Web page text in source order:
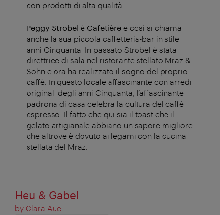
con prodotti di alta qualità.
Peggy Strobel è Cafetière e così si chiama
anche la sua piccola caffetteria-bar in stile
anni Cinquanta. In passato Strobel è stata
direttrice di sala nel ristorante stellato Mraz &
Sohn e ora ha realizzato il sogno del proprio
caffè. In questo locale affascinante con arredi
originali degli anni Cinquanta, l’affascinante
padrona di casa celebra la cultura del caffè
espresso. Il fatto che qui sia il toast che il
gelato artigianale abbiano un sapore migliore
che altrove è dovuto ai legami con la cucina
stellata del Mraz.
Heu & Gabel
by Clara Aue